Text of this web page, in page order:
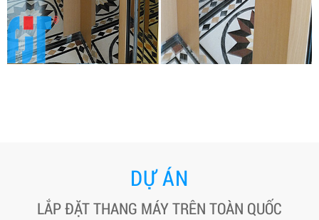
DỰ ÁN
LẮP ĐẶT THANG MÁY TRÊN TOÀN QUỐC